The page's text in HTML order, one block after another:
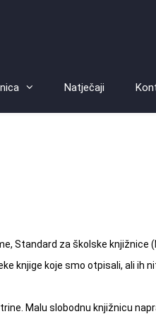
Natječaji
Standard za školske knjižnice
knjige koje smo otpisali, ali ih
Malu slobodnu knjižnicu